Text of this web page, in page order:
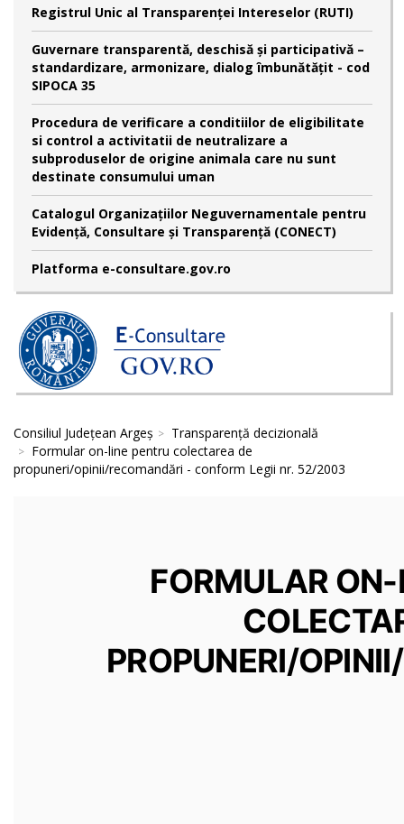
Registrul Unic al Transparenței Intereselor (RUTI)
Guvernare transparentă, deschisă și participativă –
standardizare, armonizare, dialog îmbunătățit - cod
SIPOCA 35
Procedura de verificare a conditiilor de eligibilitate
si control a activitatii de neutralizare a
subproduselor de origine animala care nu sunt
destinate consumului uman
Catalogul Organizațiilor Neguvernamentale pentru
Evidență, Consultare și Transparență (CONECT)
Platforma e-consultare.gov.ro
Consiliul Județean Argeș
Transparență decizională
Formular on-line pentru colectarea de
propuneri/opinii/recomandări - conform Legii nr. 52/2003